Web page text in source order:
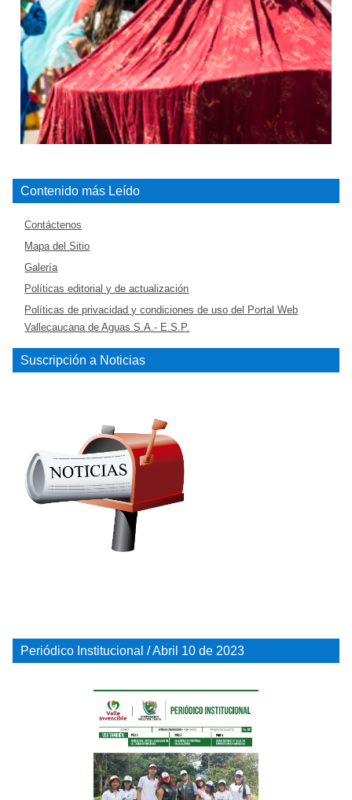
Contenido más Leído
Contáctenos
Mapa del Sitio
Galería
Políticas editorial y de actualización
Políticas de privacidad y condiciones de uso del Portal Web
Vallecaucana de Aguas S.A.- E.S.P.
Suscripción a Noticias
Periódico Institucional / Abril 10 de 2023